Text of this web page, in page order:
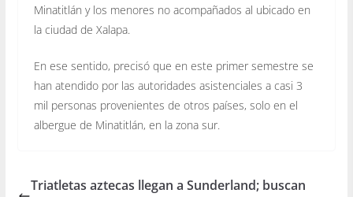
Minatitlán y los menores no acompañados al ubicado en
la ciudad de Xalapa.
En ese sentido, precisó que en este primer semestre se
han atendido por las autoridades asistenciales a casi 3
mil personas provenientes de otros países, solo en el
albergue de Minatitlán, en la zona sur.
Triatletas aztecas llegan a Sunderland; buscan